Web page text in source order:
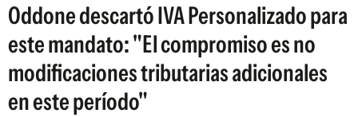
Oddone descartó IVA Personalizado para
este mandato: "El compromiso es no
modificaciones tributarias adicionales
en este período"